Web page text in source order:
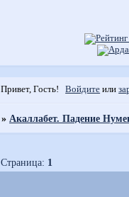
Привет, Гость! Войдите или
» Акаллабет. Падение
Страница: 1